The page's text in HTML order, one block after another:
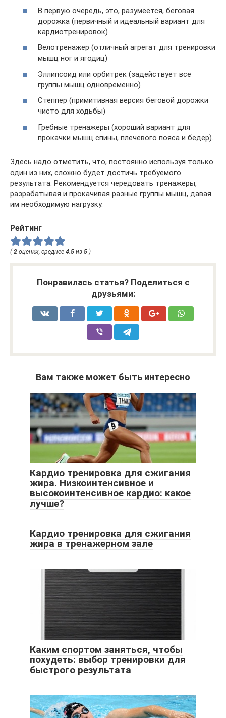
В первую очередь, это, разумеется, беговая
дорожка (первичный и идеальный вариант для
кардиотренировок)
Велотренажер (отличный агрегат для тренировки
мышц ног и ягодиц)
Эллипсоид или орбитрек (задействует все
группы мышц одновременно)
Степпер (примитивная версия беговой дорожки
чисто для ходьбы)
Гребные тренажеры (хороший вариант для
прокачки мышц спины, плечевого пояса и бедер).
Здесь надо отметить, что, постоянно используя только
один из них, сложно будет достичь требуемого
результата. Рекомендуется чередовать тренажеры,
разрабатывая и прокачивая разные группы мышц, давая
им необходимую нагрузку.
Рейтинг
(2 оценки, среднее 4.5 из 5 )
Понравилась статья? Поделиться с
друзьями:
Вам также может быть интересно
Кардио тренировка для сжигания
жира. Низкоинтенсивное и
высокоинтенсивное кардио: какое
лучше?
Кардио тренировка для сжигания
жира в тренажерном зале
Каким спортом заняться, чтобы
похудеть: выбор тренировки для
быстрого результата